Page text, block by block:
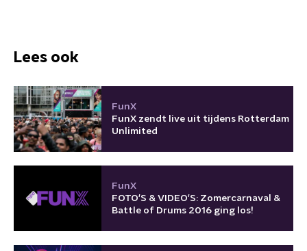
Lees ook
FunX
FunX zendt live uit tijdens Rotterdam
Unlimited
FunX
FOTO'S & VIDEO'S: Zomercarnaval &
Battle of Drums 2016 ging los!